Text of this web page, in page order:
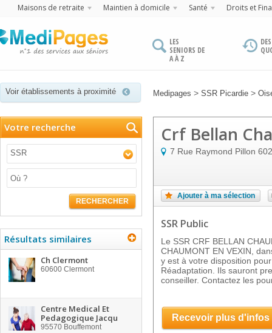
Maisons de retraite Maintien à domicile Santé Droits et
LES
SENIORS DE
A À Z
Voir établissements à proximité Medipages > SSR Picardie >
Votre recherche
SSR
RECHERCHER
Résultats similaires
Ch Clermont
60600 Clermont
Centre Medical Et
Pedagogique Jacqu
95570 Bouffemont
Crf Bellan
7 Rue Raymond Pillon
Ajouter à ma sélection
SSR Public
Le SSR CRF BELLAN
CHAUMONT EN VEXIN,
y est à votre disposition
Réadaptation. Ils sauront
conseiller. Contactez les
Recevoir plus d'infos